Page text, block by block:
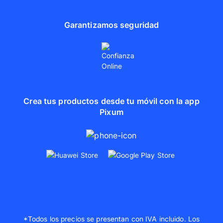
Garantizamos seguridad
Crea tus productos desde tu móvil con la app
Pixum
*Todos los precios se presentan con IVA incluido. Los